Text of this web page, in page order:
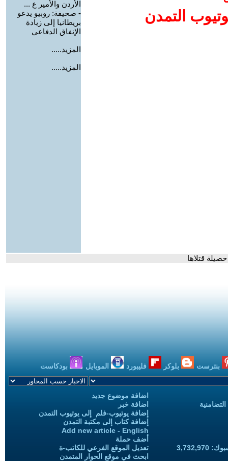
التمدن
الأردن والأمير ع ...
- صحيفة: روبيو يدعو
بريطانيا إلى زيادة
الإنفاق الدفاعي
المزيد.....
المزيد.....
قتلاها
بنترست بلوكر فليبورد الموبايل بودكاست
اضافة موضوع جديد
اضافة خبر
إضافة يوتيوب-فلم إلى يوتيوب التمدن
إضافة كتاب إلى مكتبة التمدن
Add new article - English
أضف حملة
تعديل الموقع الفرعي للكاتب-ة
ابحث في موقع الحوار المتمدن